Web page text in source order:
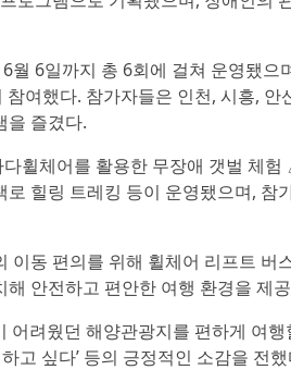
월 6일까지 총 6회에 걸쳐 운영됐
여했다. 참가자들은 인천, 시흥,
을 즐겼다.
휠체어를 활용한 무장애 갯벌 체
힐링 트레킹 등이 운영됐으며, 참
이동 편의를 위해 휠체어 리프트
해 안전하고 편안한 여행 환경을 제
어려웠던 해양관광지를 편하게 여
고 싶다’ 등의 긍정적인 소감을 전